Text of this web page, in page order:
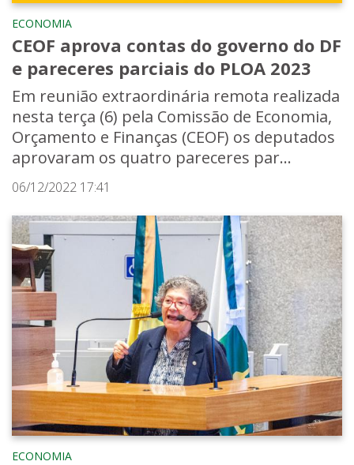
ECONOMIA
CEOF aprova contas do governo do DF
e pareceres parciais do PLOA 2023
Em reunião extraordinária remota realizada
nesta terça (6) pela Comissão de Economia,
Orçamento e Finanças (CEOF) os deputados
aprovaram os quatro pareceres par...
06/12/2022 17:41
ECONOMIA